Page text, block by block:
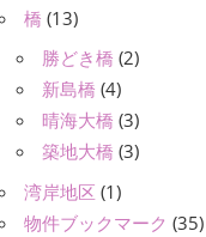
橋 (13)
勝どき橋 (2)
新島橋 (4)
晴海大橋 (3)
築地大橋 (3)
湾岸地区 (1)
物件ブックマーク (35)